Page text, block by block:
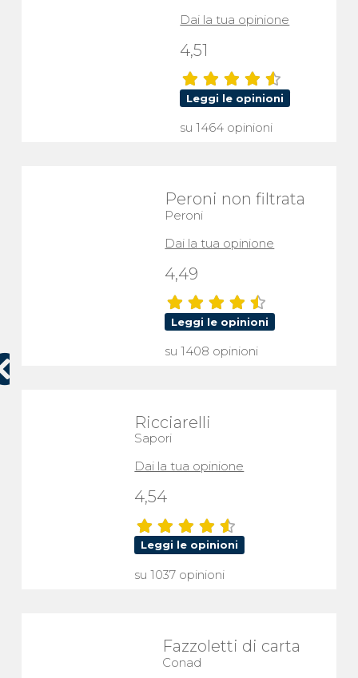
Dai la tua opinione
4,51
Leggi le opinioni
su 1464 opinioni
Peroni non filtrata
Peroni
Dai la tua opinione
4,49
Leggi le opinioni
su 1408 opinioni
Ricciarelli
Dai la tua opinione
Leggi le opinioni
su 1037 opinioni
Fazzoletti di carta
Conad